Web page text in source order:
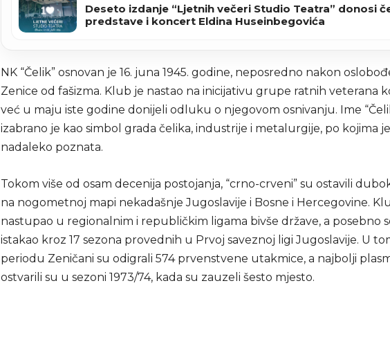
Deseto izdanje “Ljetnih večeri Studio Teatra” donosi
predstave i koncert Eldina Huseinbegovića
NK “Čelik” osnovan je 16. juna 1945. godine, neposredno nakon
Zenice od fašizma. Klub je nastao na inicijativu grupe ratnih veterana
već u maju iste godine donijeli odluku o njegovom osnivanju. Ime
izabrano je kao simbol grada čelika, industrije i metalurgije, po kojima
nadaleko poznata.
Tokom više od osam decenija postojanja, “crno-crveni” su ostavili
na nogometnoj mapi nekadašnje Jugoslavije i Bosne i Hercegovine.
nastupao u regionalnim i republičkim ligama bivše države, a posebno
istakao kroz 17 sezona provednih u Prvoj saveznoj ligi Jugoslavije. U
periodu Zeničani su odigrali 574 prvenstvene utakmice, a najbolji
ostvarili su u sezoni 1973/74, kada su zauzeli šesto mjesto.